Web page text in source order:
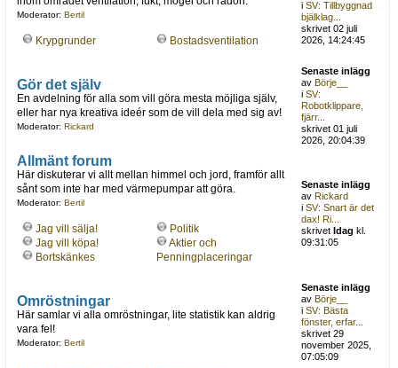
Moderator: Bertil
Krypgrunder Bostadsventilation
iSV: Tillbyggnad
bjälklag...
skrivet 02 juli
2026, 14:24:45
Gör det själv
En avdelning för alla som vill göra mesta möjliga själv,
eller har nya kreativa ideér som de vill dela med sig av!
Moderator: Rickard
Senaste inlägg
avBörje__
iSV:
Robotklippare,
fjärr...
skrivet 01 juli
2026, 20:04:39
Allmänt forum
Här diskuterar vi allt mellan himmel och jord, framför allt
sånt som inte har med värmepumpar att göra.
Moderator: Bertil
Jag vill sälja!
Jag vill köpa!
Bortskänkes
Politik
Aktier och
Penningplaceringar
Senaste inlägg
avRickard
iSV: Snart är det
dax! Ri...
skrivetIdag kl.
09:31:05
Omröstningar
Här samlar vi alla omröstningar, lite statistik kan aldrig
vara fel!
Moderator: Bertil
Senaste inlägg
avBörje__
iSV: Bästa
fönster, erfar...
skrivet 29
november 2025,
07:05:09